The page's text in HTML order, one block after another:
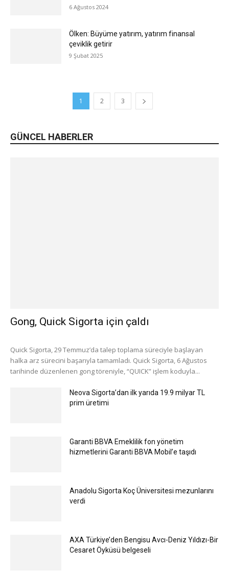
6 Ağustos 2024
Ölken: Büyüme yatırım, yatırım finansal
çeviklik getirir
9 Şubat 2025
1 2 3
GÜNCEL HABERLER
Gong, Quick Sigorta için çaldı
Quick Sigorta, 29 Temmuz’da talep toplama süreciyle başlayan
halka arz sürecini başarıyla tamamladı. Quick Sigorta, 6 Ağustos
tarihinde düzenlenen gong töreniyle, “QUICK” işlem koduyla...
Neova Sigorta’dan ilk yarıda 19.9 milyar TL
prim üretimi
Garanti BBVA Emeklilik fon yönetim
hizmetlerini Garanti BBVA Mobil’e taşıdı
Anadolu Sigorta Koç Üniversitesi mezunlarını
verdi
AXA Türkiye’den Bengisu Avcı-Deniz Yıldızı-Bir
Cesaret Öyküsü belgeseli